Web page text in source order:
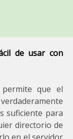
de usar con
que el
suficiente para
directorio de